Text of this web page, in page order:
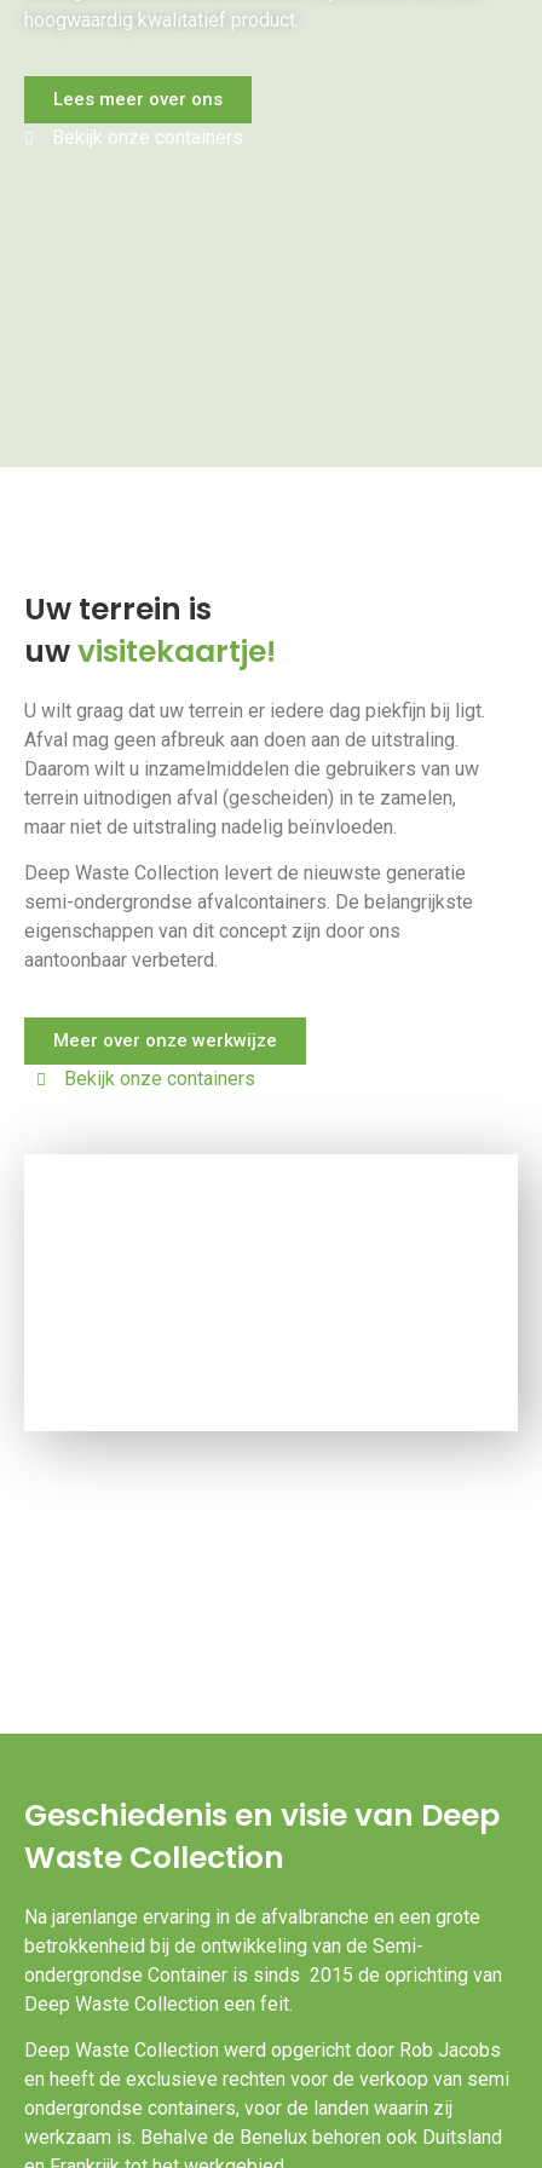
hoogwaardig kwalitatief product.
Lees meer over ons
Bekijk onze containers
Uw terrein is
uwvisitekaartje!
U wilt graag dat uw terrein er iedere dag piekfijn bij ligt.
Afval mag geen afbreuk aan doen aan de uitstraling.
Daarom wilt u inzamelmiddelen die gebruikers van uw
terrein uitnodigen afval (gescheiden) in te zamelen,
maar niet de uitstraling nadelig beïnvloeden.
Deep Waste Collection levert de nieuwste generatie
semi-ondergrondse afvalcontainers. De belangrijkste
eigenschappen van dit concept zijn door ons
aantoonbaar verbeterd.
Meer over onze werkwijze
Bekijk onze containers
Geschiedenis en visie van Deep
Waste Collection
Na jarenlange ervaring in de afvalbranche en een grote
betrokkenheid bij de ontwikkeling van de Semi-
ondergrondse Container is sinds 2015 de oprichting van
Deep Waste Collection een feit.
Deep Waste Collection werd opgericht door Rob Jacobs
en heeft de exclusieve rechten voor de verkoop van semi
ondergrondse containers, voor de landen waarin zij
werkzaam is. Behalve de Benelux behoren ook Duitsland